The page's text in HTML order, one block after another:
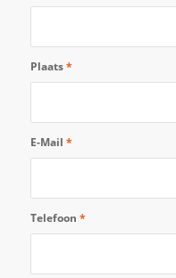
Plaats*
E-Mail *
Telefoon *